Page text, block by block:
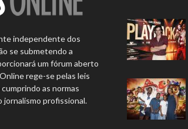
independente dos
se submetendo a
um fórum aberto
rege-se pelas leis
as normas
profissional.